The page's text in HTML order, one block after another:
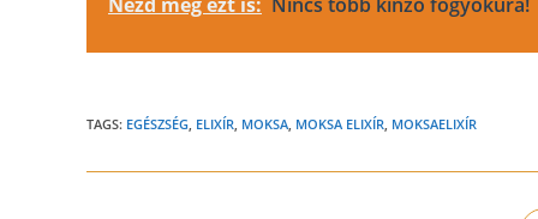
TAGS: EGÉSZSÉG, ELIXÍR, MOKSA, MOKSA ELIXÍR, MOKSAELIXÍR